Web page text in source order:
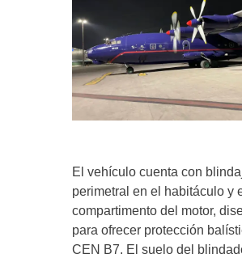
El vehículo cuenta con
perimetral en el habitáculo y
compartimento del motor,
para ofrecer protección
CEN B7. El suelo del